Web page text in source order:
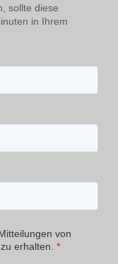
sollte diese
in Ihrem